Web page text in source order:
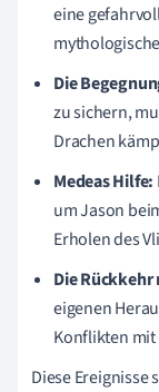
eine
Die
zu sichern,
Drachen
Medeas Hilfe:
um Jason
Erholen des
Die
eigenen
Konflikten mit
Diese